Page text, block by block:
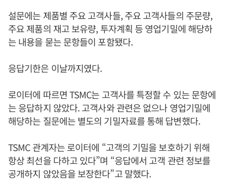
설문에는 제품별 주요 고객사들, 주요 고객사들의 주문량,
주요 제품의 재고 보유량, 투자계획 등 영업기밀에 해당하
는 내용을 묻는 문항들이 포함됐다.
응답기한은 이날까지였다.
로이터에 따르면 TSMC는 고객사를 특정할 수 있는 문항에
는 응답하지 않았다. 고객사와 관련은 없으나 영업기밀에
해당하는 질문에는 별도의 기밀자료를 통해 답변했다.
TSMC 관계자는 로이터에 “고객의 기밀을 보호하기 위해
항상 최선을 다하고 있다”며 “응답에서 고객 관련 정보를
공개하지 않았음을 보장한다”고 말했다.